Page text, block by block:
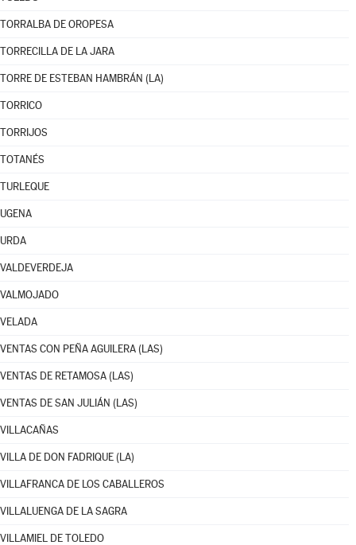
TORRALBA DE OROPESA
TORRECILLA DE LA JARA
TORRE DE ESTEBAN HAMBRÁN (LA)
TORRICO
TORRIJOS
TOTANÉS
TURLEQUE
UGENA
URDA
VALDEVERDEJA
VALMOJADO
VELADA
VENTAS CON PEÑA AGUILERA (LAS)
VENTAS DE RETAMOSA (LAS)
VENTAS DE SAN JULIÁN (LAS)
VILLACAÑAS
VILLA DE DON FADRIQUE (LA)
VILLAFRANCA DE LOS CABALLEROS
VILLALUENGA DE LA SAGRA
VILLAMIEL DE TOLEDO